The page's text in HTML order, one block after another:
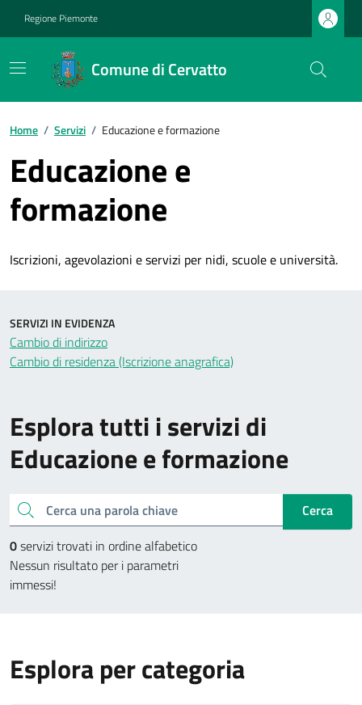
Regione Piemonte
Comune di Cervatto
Home / Servizi / Educazione e formazione
Educazione e
formazione
Iscrizioni, agevolazioni e servizi per nidi, scuole e università.
Esplora tutti i servizi di
Educazione e formazione
Cerca una parola chiave
Cerca
0servizi trovati in ordine alfabetico
Nessun risultato per i parametri
immessi!
SERVIZI IN EVIDENZA
Cambio di indirizzo
Cambio di residenza (Iscrizione anagrafica)
Esplora per categoria